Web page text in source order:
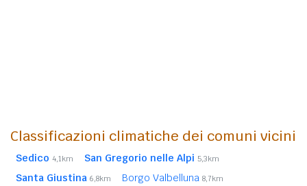
Classificazioni climatiche dei comuni vicini
Sedico 4,1km San Gregorio nelle Alpi 5,3km
Santa Giustina 6,8km Borgo Valbelluna 8,7km